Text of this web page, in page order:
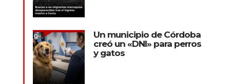
Un municipio de Córdoba
creó un «DNI» para perros
y gatos